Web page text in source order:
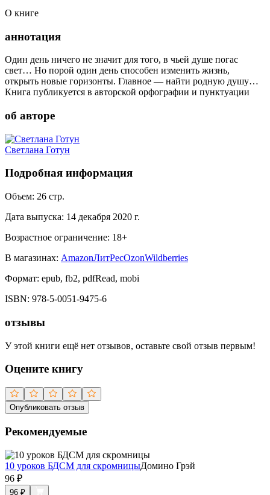
О книге
аннотация
Один день ничего не значит для того, в чьей душе погас
свет… Но порой один день способен изменить жизнь,
открыть новые горизонты. Главное — найти родную душу…
Книга публикуется в авторской орфографии и пунктуации
об авторе
Светлана Готун
Подробная информация
Объем: 26 стр.
Дата выпуска: 14 декабря 2020 г.
Возрастное ограничение: 18+
В магазинах: AmazonЛитРесOzonWildberries
Формат: epub, fb2, pdfRead, mobi
ISBN: 978-5-0051-9475-6
отзывы
У этой книги ещё нет отзывов, оставьте свой отзыв первым!
Оцените книгу
Опубликовать отзыв
Рекомендуемые
10 уроков БДСМ для скромницыДомино Грэй
96 ₽
96 ₽